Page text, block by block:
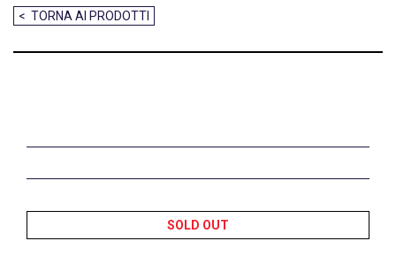
< TORNA AI PRODOTTI
SOLD OUT